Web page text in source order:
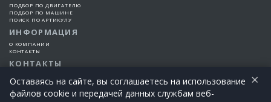
ПОДБОР ПО ДВИГАТЕЛЮ
ПОДБОР ПО МАШИНЕ
ПОИСК ПО АРТИКУЛУ
ИНФОРМАЦИЯ
О КОМПАНИИ
КОНТАКТЫ
КОНТАКТЫ
Оставаясь на сайте, вы соглашаетесь на использование
файлов cookie и передачей данных службам веб-
×